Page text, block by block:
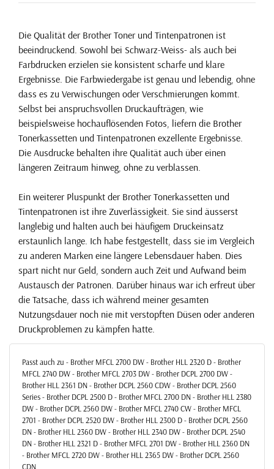
Die Qualität der Brother Toner und Tintenpatronen ist
beeindruckend. Sowohl bei Schwarz-Weiss- als auch bei
Farbdrucken erzielen sie konsistent scharfe und klare
Ergebnisse. Die Farbwiedergabe ist genau und lebendig, ohne
dass es zu Verwischungen oder Verschmierungen kommt.
Selbst bei anspruchsvollen Druckaufträgen, wie
beispielsweise hochauflösenden Fotos, liefern die Brother
Tonerkassetten und Tintenpatronen exzellente Ergebnisse.
Die Ausdrucke behalten ihre Qualität auch über einen
längeren Zeitraum hinweg, ohne zu verblassen.
Ein weiterer Pluspunkt der Brother Tonerkassetten und
Tintenpatronen ist ihre Zuverlässigkeit. Sie sind äusserst
langlebig und halten auch bei häufigem Druckeinsatz
erstaunlich lange. Ich habe festgestellt, dass sie im Vergleich
zu anderen Marken eine längere Lebensdauer haben. Dies
spart nicht nur Geld, sondern auch Zeit und Aufwand beim
Austausch der Patronen. Darüber hinaus war ich erfreut über
die Tatsache, dass ich während meiner gesamten
Nutzungsdauer noch nie mit verstopften Düsen oder anderen
Druckproblemen zu kämpfen hatte.
Passt auch zu - Brother MFCL 2700 DW - Brother HLL 2320 D - Brother
MFCL 2740 DW - Brother MFCL 2703 DW - Brother DCPL 2700 DW -
Brother HLL 2361 DN - Brother DCPL 2560 CDW - Brother DCPL 2560
Series - Brother DCPL 2500 D - Brother MFCL 2700 DN - Brother HLL 2380
DW - Brother DCPL 2560 DW - Brother MFCL 2740 CW - Brother MFCL
2701 - Brother DCPL 2520 DW - Brother HLL 2300 D - Brother DCPL 2560
DN - Brother HLL 2360 DW - Brother HLL 2340 DW - Brother DCPL 2540
DN - Brother HLL 2321 D - Brother MFCL 2701 DW - Brother HLL 2360 DN
- Brother MFCL 2720 DW - Brother HLL 2365 DW - Brother DCPL 2560
CDN